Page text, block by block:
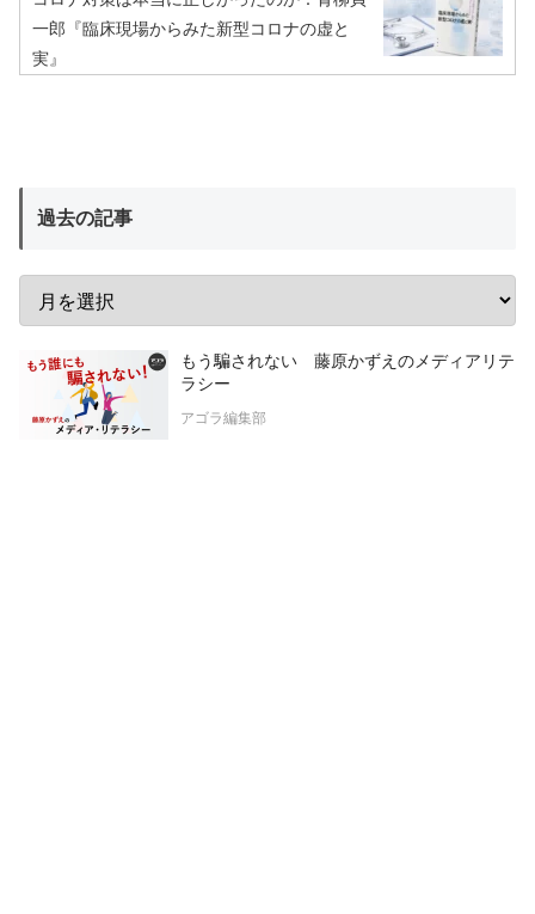
一郎『臨床現場からみた新型コロナの虚と
実』
過去の記事
もう騙されない 藤原かずえのメディアリテ
ラシー
アゴラ編集部